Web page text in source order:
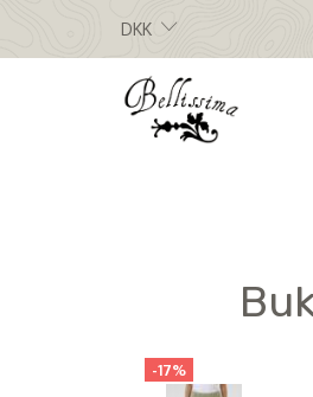
DKK
-17%